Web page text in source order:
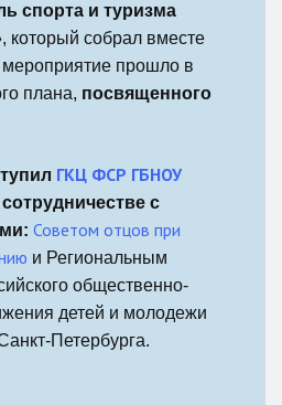
спорта и туризма
, который собрал вместе
мероприятие прошло в
плана, посвященного
ГКЦ ФСР ГБНОУ
сотрудничестве с
Советом отцов при
и Региональным
общественно-
детей и молодежи